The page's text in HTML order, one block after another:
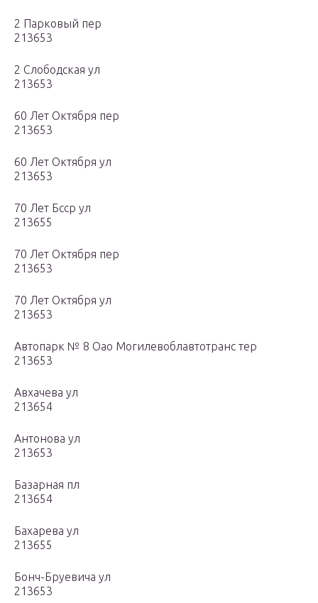
2 Парковый пер
213653
2 Слободская ул
213653
60 Лет Октября пер
213653
60 Лет Октября ул
213653
70 Лет Бсср ул
213655
70 Лет Октября пер
213653
70 Лет Октября ул
213653
Автопарк № 8 Оао Могилевоблавтотранс тер
213653
Авхачева ул
213654
Антонова ул
213653
Базарная пл
213654
Бахарева ул
213655
Бонч-Бруевича ул
213653